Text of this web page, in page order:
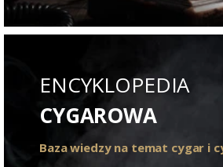
ENCYKLOPEDIA
CYGAROWA
Baza wiedzy na temat cygar i